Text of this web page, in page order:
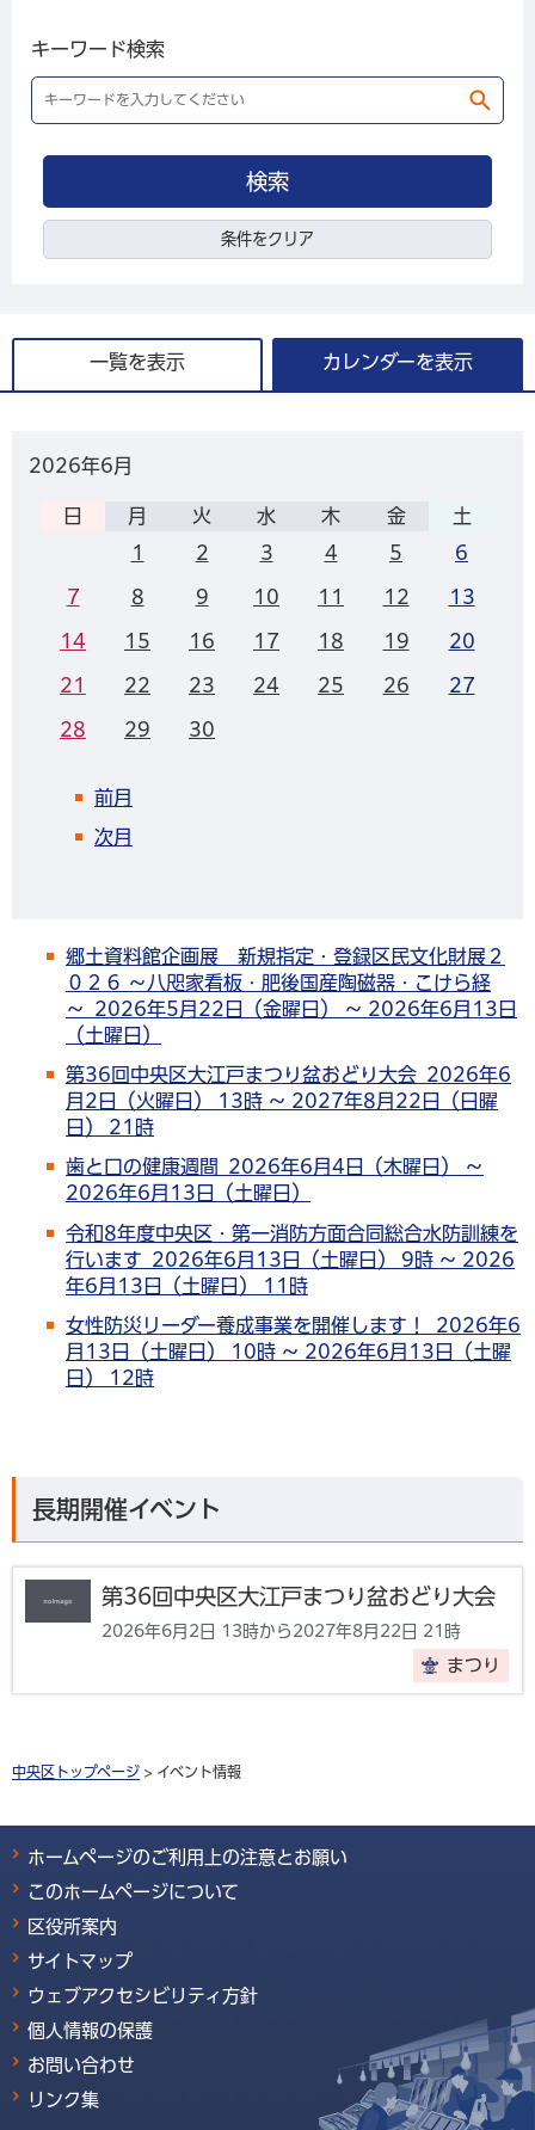
キーワード検索
条件をクリア
一覧を表示 カレンダーを表示
2026年6月
日 月 火 水 木 金
土
1
2 3 4 5 6
7 8 9 10 11 12 13
14 15 16 17 18 19 20
21 22 23 24 25 26 27
28 29 30
前月
次月
郷土資料館企画展 新規指定・登録区民文化財展２
０２６ ～八咫家看板・肥後国産陶磁器・こけら経
～ 2026年5月22日（金曜日） ～ 2026年6月13日
（土曜日）
第36回中央区大江戸まつり盆おどり大会 2026年6
月2日（火曜日） 13時 ～ 2027年8月22日（日曜
日） 21時
歯と口の健康週間 2026年6月4日（木曜日） ～
2026年6月13日（土曜日）
令和8年度中央区・第一消防方面合同総合水防訓練を
行います 2026年6月13日（土曜日） 9時 ～ 2026
年6月13日（土曜日） 11時
女性防災リーダー養成事業を開催します！ 2026年6
月13日（土曜日） 10時 ～ 2026年6月13日（土曜
日） 12時
長期開催イベント
第36回中央区大江戸まつり盆おどり大会
2026年6月2日 13時から2027年8月22日 21時
まつり
中央区トップページ > イベント情報
ホームページのご利用上の注意とお願い
このホームページについて
区役所案内
サイトマップ
ウェブアクセシビリティ方針
個人情報の保護
お問い合わせ
リンク集